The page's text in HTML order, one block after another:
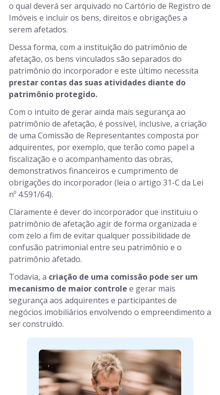
o qual deverá ser arquivado no Cartório de Registro de
Imóveis e incluir os bens, direitos e obrigações a
serem afetados.
Dessa forma, com a instituição do patrimônio de
afetação, os bens vinculados são separados do
patrimônio do incorporador e este último necessita
prestar contas das suas atividades diante do
patrimônio protegido.
Com o intuito de gerar ainda mais segurança ao
patrimônio de afetação, é possível, inclusive, a criação
de uma Comissão de Representantes composta por
adquirentes, por exemplo, que terão como papel a
fiscalização e o acompanhamento das obras,
demonstrativos financeiros e cumprimento de
obrigações do incorporador (leia o artigo 31-C da Lei
nº 4.591/64).
Claramente é dever do incorporador que instituiu o
patrimônio de afetação agir de forma organizada e
com zelo a fim de evitar qualquer possibilidade de
confusão patrimonial entre seu patrimônio e o
patrimônio afetado.
Todavia, a criação de uma comissão pode ser um
mecanismo de maior controle e gerar mais
segurança aos adquirentes e participantes de
negócios imobiliários envolvendo o empreendimento a
ser construído.